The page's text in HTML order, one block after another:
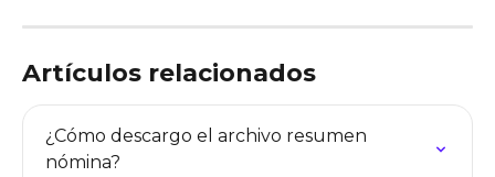
Artículos relacionados
¿Cómo descargo el archivo resumen
nómina?